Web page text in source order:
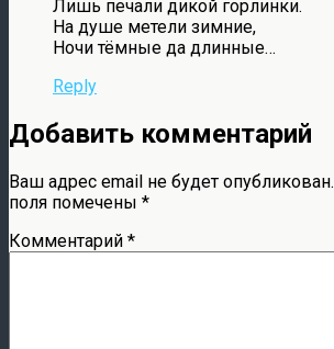
Лишь печали дикой горлинки.
На душе метели зимние,
Ночи тёмные да длинные…
Reply
Добавить комментарий
Ваш адрес email не будет опубликован.
поля помечены *
Комментарий *